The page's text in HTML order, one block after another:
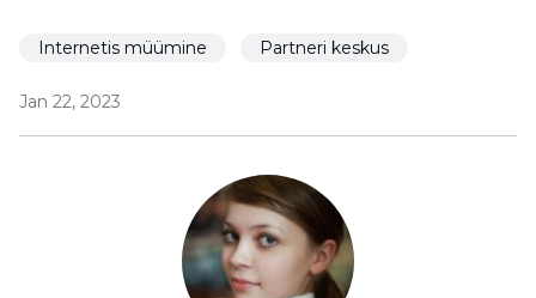
Internetis müümine Partneri keskus
Jan 22, 2023